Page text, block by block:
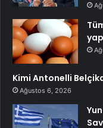
Kimi Antonelli
Ağustos 6, 2026